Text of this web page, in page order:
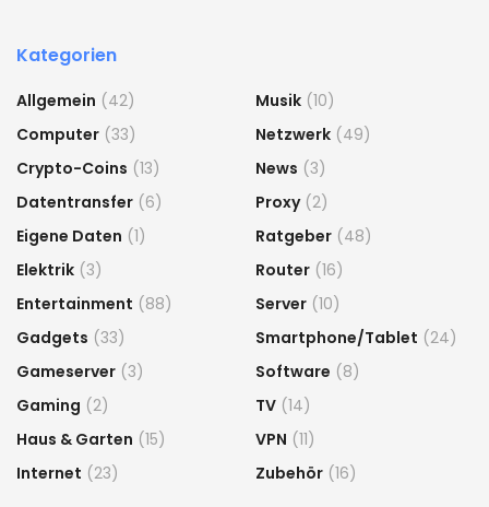
Kategorien
Allgemein (42)
Computer (33)
Crypto-Coins (13)
Datentransfer (6)
Eigene Daten (1)
Elektrik (3)
Entertainment (88)
Gadgets (33)
Gameserver (3)
Gaming (2)
Haus & Garten (15)
Internet (23)
Musik (10)
Netzwerk (49)
News (3)
Proxy(2)
Ratgeber (48)
Router (16)
Server (10)
Smartphone/Tablet (24)
Software (8)
TV (14)
VPN (11)
Zubehör (16)